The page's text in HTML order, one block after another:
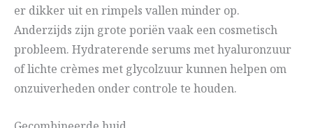
er dikker uit en rimpels vallen minder op.
Anderzijds zijn grote poriën vaak een cosmetisch
probleem. Hydraterende serums met hyaluronzuur
of lichte crèmes met glycolzuur kunnen helpen om
onzuiverheden onder controle te houden.